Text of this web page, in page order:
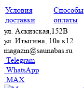
Условия
доставки
Способы
оплаты
ул. Аскизская,152В
ул. Итыгина, 10а к12
magazin@saunabas.ru
Telegram
WhatsApp
MAX